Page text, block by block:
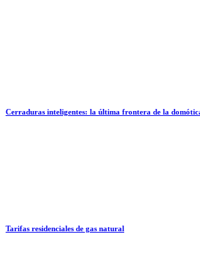
Cerraduras inteligentes: la última frontera de la
Tarifas residenciales de gas natural